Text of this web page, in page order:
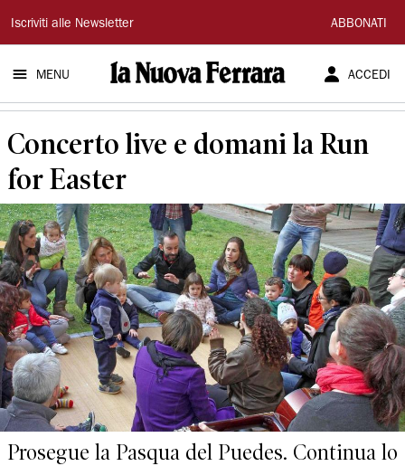
La
Nuova
Ferrara
Iscriviti alle Newsletter ABBONATI
MENU ACCEDI
Concerto live e domani la Run
for Easter
Prosegue la Pasqua del Puedes. Continua lo